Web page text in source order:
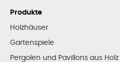
Produkte
Holzhäuser
Gartenspiele
Pergolen und Pavillons aus Holz